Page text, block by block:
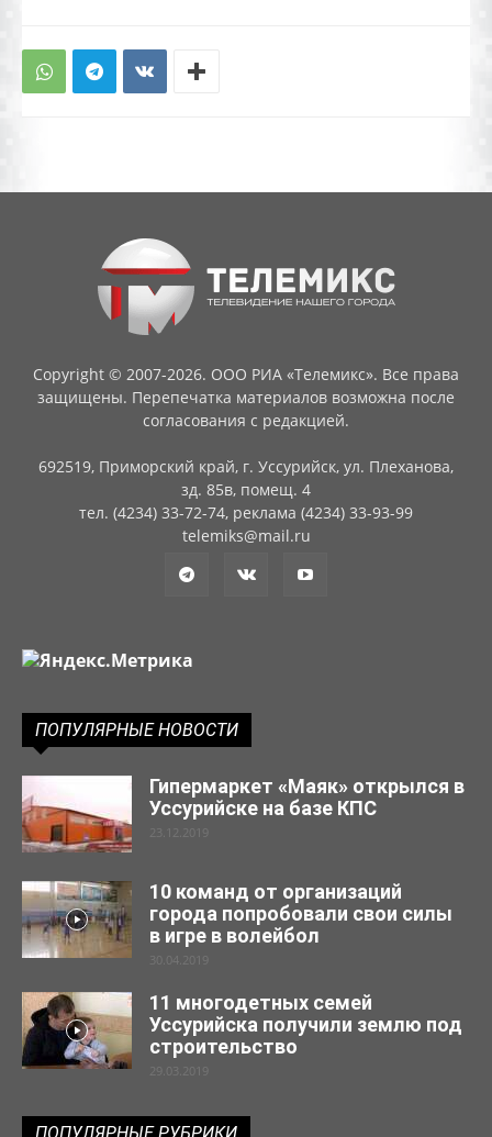
Copyright © 2007-2026. ООО РИА «Телемикс». Все права
защищены. Перепечатка материалов возможна после
согласования с редакцией.
692519, Приморский край, г. Уссурийск, ул. Плеханова,
зд. 85в, помещ. 4
тел. (4234) 33-72-74, реклама (4234) 33-93-99
telemiks@mail.ru
ПОПУЛЯРНЫЕ НОВОСТИ
Гипермаркет «Маяк» открылся в
Уссурийске на базе КПС
23.12.2019
10 команд от организаций
города попробовали свои силы
в игре в волейбол
30.04.2019
11 многодетных семей
Уссурийска получили землю под
строительство
29.03.2019